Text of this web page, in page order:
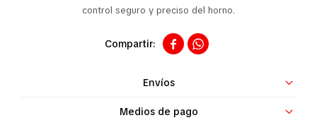
control seguro y preciso del horno.
 
Envíos
Medios de pago